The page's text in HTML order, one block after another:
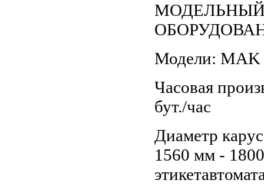
МОДЕЛЬНЫЙ
Модели: MAK
Часовая
бут./час
Диаметр
1560 мм -